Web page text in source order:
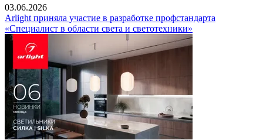
03.06.2026
Arlight приняла участие в разработке профстандарта
«Специалист в области света и светотехники»